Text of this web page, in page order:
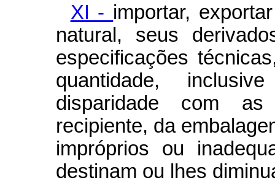
XI - importar,
natural, seus
especificações
quantidade,
disparidade com
recipiente, da
impróprios ou
destinam ou lhes